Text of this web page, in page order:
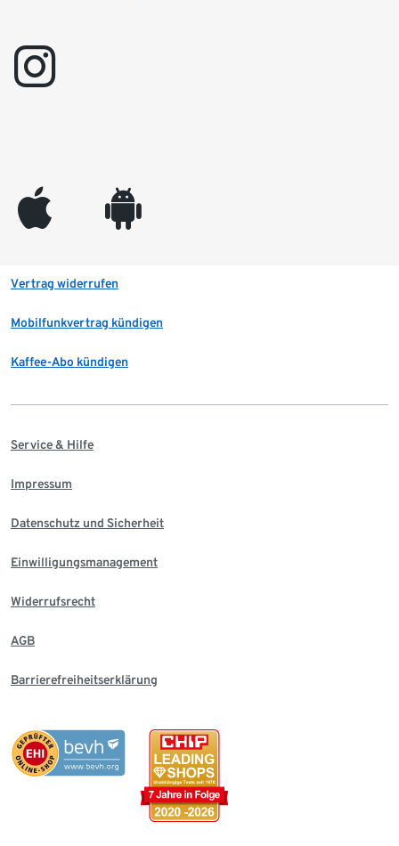
instagram
appleinc android
Vertrag widerrufen
Mobilfunkvertrag kündigen
Kaffee-Abo kündigen
Service & Hilfe
Impressum
Datenschutz und Sicherheit
Einwilligungsmanagement
Widerrufsrecht
AGB
Barrierefreiheitserklärung